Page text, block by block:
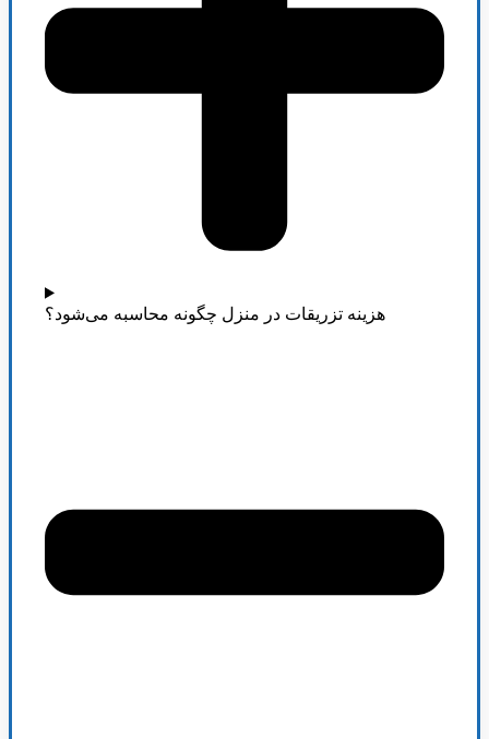
هزینه تزریقات در منزل چگونه محاسبه می‌شود؟